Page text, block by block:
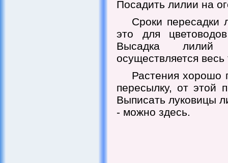
Посадить лилии на
Сроки пересадки
это для
Высадка
осуществляется
Растения хорошо
пересылку, от этой
Выписать луковицы
- можно здесь.